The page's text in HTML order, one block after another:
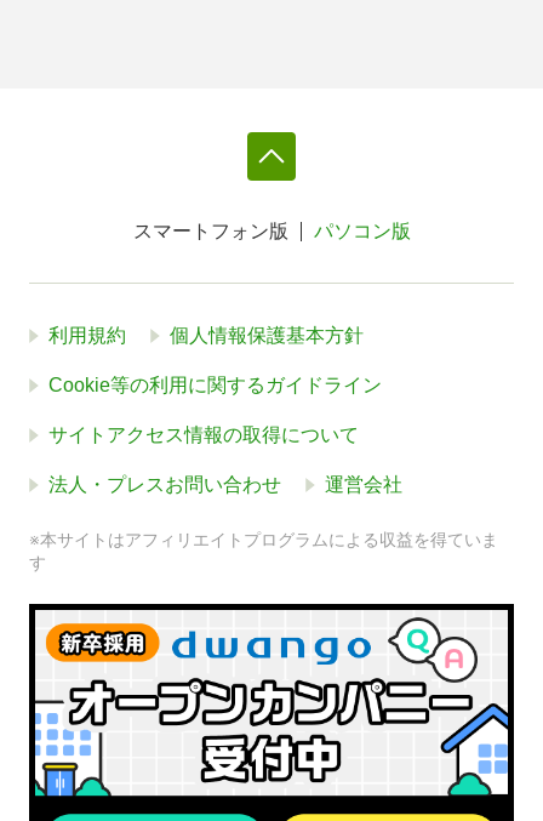
スマートフォン版 パソコン版
利用規約 個人情報保護基本方針
Cookie等の利用に関するガイドライン
サイトアクセス情報の取得について
法人・プレスお問い合わせ 運営会社
※本サイトはアフィリエイトプログラムによる収益を得ていま
す